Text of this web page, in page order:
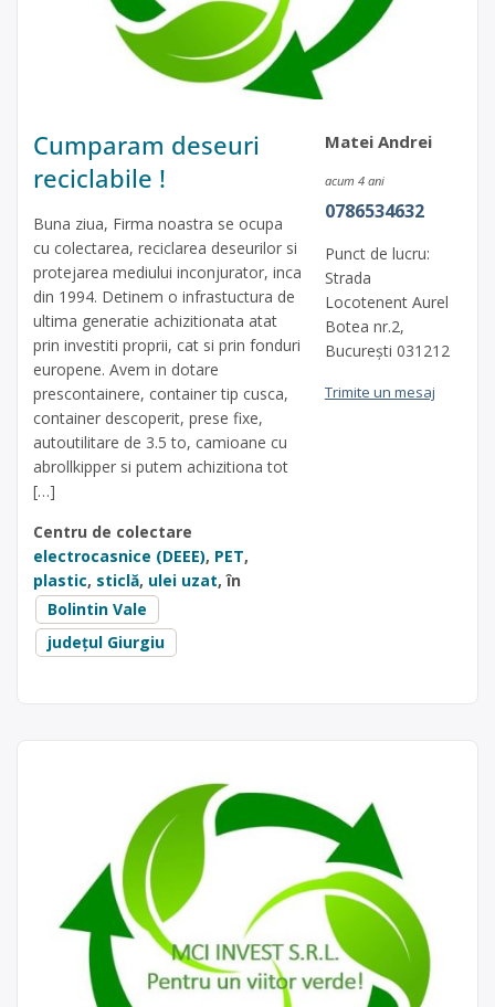
Cumparam deseuri
reciclabile !
Buna ziua, Firma noastra se ocupa
cu colectarea, reciclarea deseurilor si
protejarea mediului inconjurator, inca
din 1994. Detinem o infrastuctura de
ultima generatie achizitionata atat
prin investiti proprii, cat si prin fonduri
europene. Avem in dotare
prescontainere, container tip cusca,
container descoperit, prese fixe,
autoutilitare de 3.5 to, camioane cu
abrollkipper si putem achizitiona tot
[…]
Centru de colectare
electrocasnice (DEEE), PET,
plastic, sticlă, ulei uzat, în
Bolintin Vale
județul Giurgiu
Matei Andrei
acum 4 ani
0786534632
Punct de lucru:
Strada
Locotenent Aurel
Botea nr.2,
București 031212
Trimite un mesaj